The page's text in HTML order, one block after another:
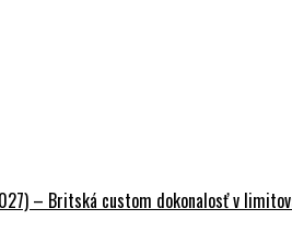
– Britská custom dokonalosť v